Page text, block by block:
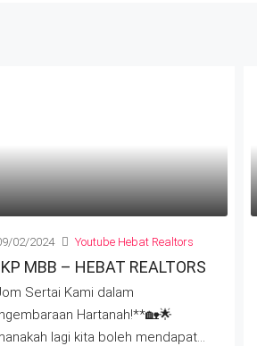
02/2024 Youtube Hebat Realtors
MBB – HEBAT REALTORS
Sertai Kami dalam
Hartanah!**🏡🌟
lagi kita boleh mendapat...